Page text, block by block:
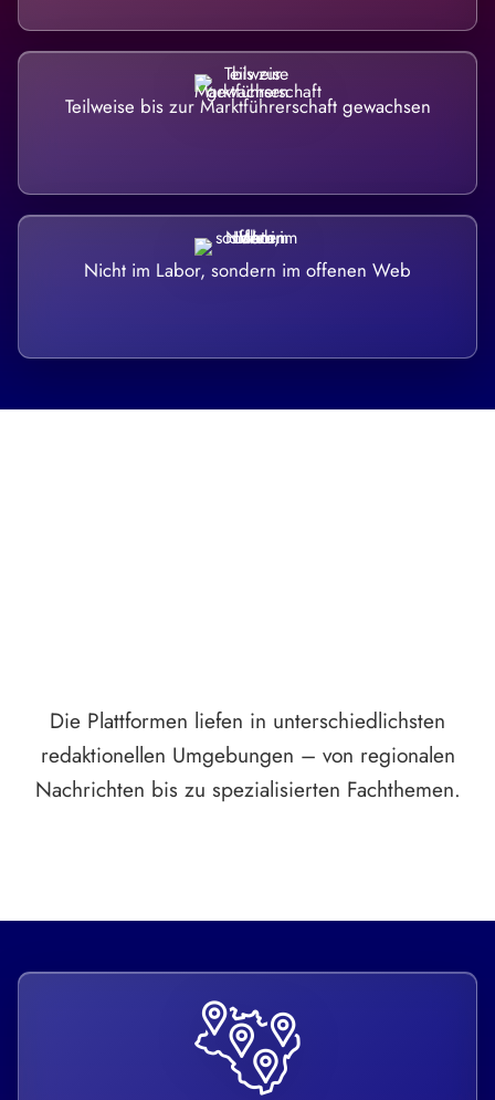
Teilweise bis zur Marktführerschaft gewachsen
Nicht im Labor, sondern im offenen Web
Die Plattformen liefen in unterschiedlichsten
redaktionellen Umgebungen – von regionalen
Nachrichten bis zu spezialisierten Fachthemen.